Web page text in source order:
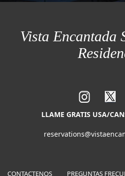
Vista Encantada
LLAME GRATIS USA/
CONTACTENOS PREGUNTAS